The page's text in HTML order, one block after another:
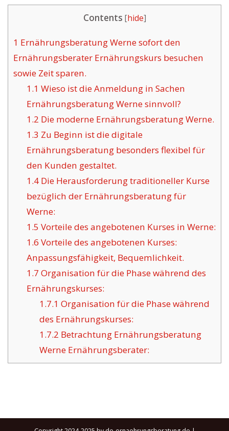
Contents [hide]
1 Ernährungsberatung Werne sofort den
Ernährungsberater Ernährungskurs besuchen
sowie Zeit sparen.
1.1 Wieso ist die Anmeldung in Sachen
Ernährungsberatung Werne sinnvoll?
1.2 Die moderne Ernährungsberatung Werne.
1.3 Zu Beginn ist die digitale
Ernährungsberatung besonders flexibel für
den Kunden gestaltet.
1.4Die Herausforderung traditioneller Kurse
bezüglich der Ernährungsberatung für
Werne:
1.5 Vorteile des angebotenen Kurses in Werne:
1.6 Vorteile des angebotenen Kurses:
Anpassungsfähigkeit, Bequemlichkeit.
1.7 Organisation für die Phase während des
Ernährungskurses:
1.7.1 Organisation für die Phase während
des Ernährungskurses:
1.7.2 Betrachtung Ernährungsberatung
Werne Ernährungsberater: